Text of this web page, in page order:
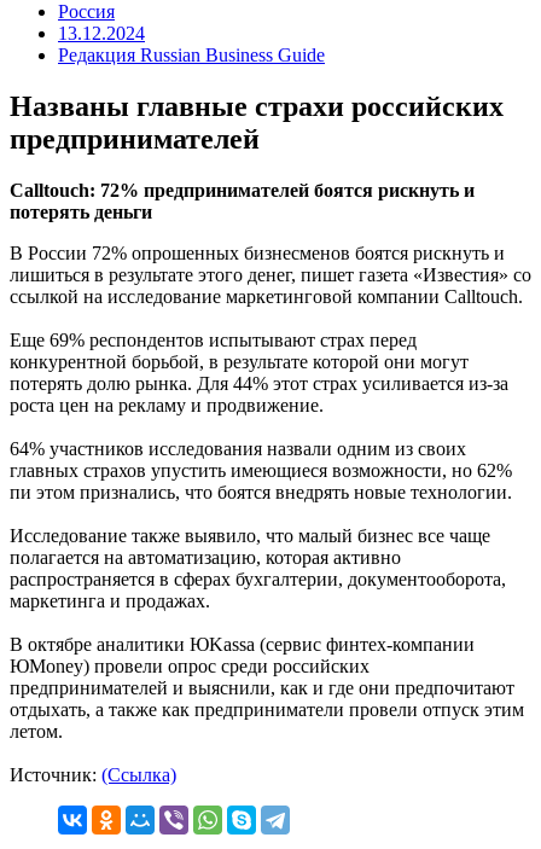
Россия
13.12.2024
Редакция Russian Business Guide
Названы главные страхи российских
предпринимателей
Calltouch: 72% предпринимателей боятся рискнуть и
потерять деньги
В России 72% опрошенных бизнесменов боятся рискнуть и
лишиться в результате этого денег, пишет газета «Известия» со
ссылкой на исследование маркетинговой компании Calltouch.
Еще 69% респондентов испытывают страх перед
конкурентной борьбой, в результате которой они могут
потерять долю рынка. Для 44% этот страх усиливается из-за
роста цен на рекламу и продвижение.
64% участников исследования назвали одним из своих
главных страхов упустить имеющиеся возможности, но 62%
пи этом признались, что боятся внедрять новые технологии.
Исследование также выявило, что малый бизнес все чаще
полагается на автоматизацию, которая активно
распространяется в сферах бухгалтерии, документооборота,
маркетинга и продажах.
В октябре аналитики ЮKassa (сервис финтех-компании
ЮMoney) провели опрос среди российских
предпринимателей и выяснили, как и где они предпочитают
отдыхать, а также как предприниматели провели отпуск этим
летом.
Источник: (Ссылка)